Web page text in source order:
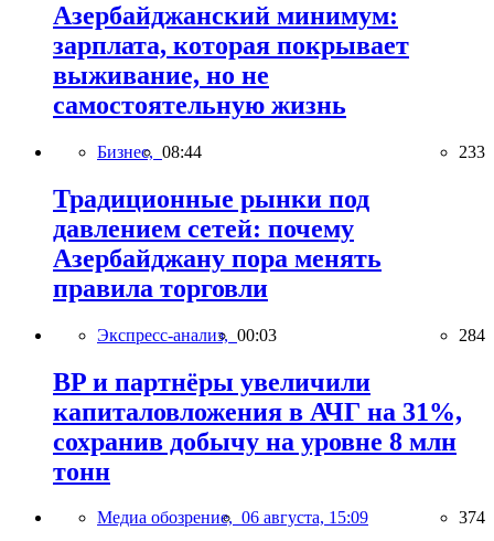
Азербайджанский минимум:
зарплата, которая покрывает
выживание, но не
самостоятельную жизнь
Бизнес, 08:44 233
Традиционные рынки под
давлением сетей: почему
Азербайджану пора менять
правила торговли
Экспресс-анализ, 00:03 284
BP и партнёры увеличили
капиталовложения в АЧГ на 31%,
сохранив добычу на уровне 8 млн
тонн
Медиа обозрение, 06 августа, 15:09 374